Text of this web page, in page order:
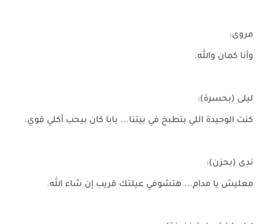
مروى:
وأنا كمان والله.
ليلى (بحسرة):
كنت الوحيدة اللي بتطبخ في بيتنا... بابا كان بيحب أكلي قوي.
ندى (بحزن):
معليش يا مدام... هتشوفي عيلتك قريب إن شاء الله.